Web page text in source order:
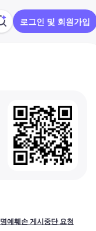
로그인 및 회원가입
명예훼손 게시중단 요청